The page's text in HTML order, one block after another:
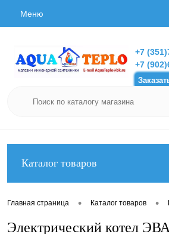
Меню
+7
+7
Каталог товаров
Главная страница • Каталог товаров •
Электрический котел